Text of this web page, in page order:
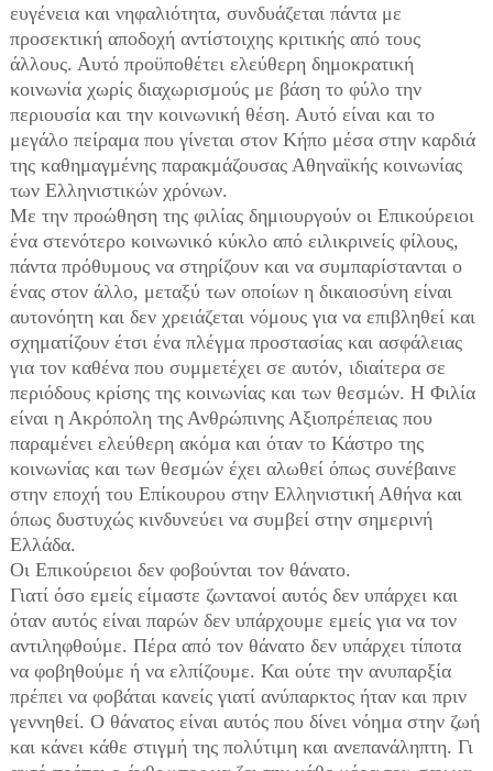
ευγένεια και νηφαλιότητα, συνδυάζεται πάντα με
προσεκτική αποδοχή αντίστοιχης κριτικής από τους
άλλους. Αυτό προϋποθέτει ελεύθερη δημοκρατική
κοινωνία χωρίς διαχωρισμούς με βάση το φύλο την
περιουσία και την κοινωνική θέση. Αυτό είναι και το
μεγάλο πείραμα που γίνεται στον Κήπο μέσα στην καρδιά
της καθημαγμένης παρακμάζουσας Αθηναϊκής κοινωνίας
των Ελληνιστικών χρόνων.
Με την προώθηση της φιλίας δημιουργούν οι Επικούρειοι
ένα στενότερο κοινωνικό κύκλο από ειλικρινείς φίλους,
πάντα πρόθυμους να στηρίζουν και να συμπαρίστανται ο
ένας στον άλλο, μεταξύ των οποίων η δικαιοσύνη είναι
αυτονόητη και δεν χρειάζεται νόμους για να επιβληθεί και
σχηματίζουν έτσι ένα πλέγμα προστασίας και ασφάλειας
για τον καθένα που συμμετέχει σε αυτόν, ιδιαίτερα σε
περιόδους κρίσης της κοινωνίας και των θεσμών. Η Φιλία
είναι η Ακρόπολη της Ανθρώπινης Αξιοπρέπειας που
παραμένει ελεύθερη ακόμα και όταν το Κάστρο της
κοινωνίας και των θεσμών έχει αλωθεί όπως συνέβαινε
στην εποχή του Επίκουρου στην Ελληνιστική Αθήνα και
όπως δυστυχώς κινδυνεύει να συμβεί στην σημερινή
Ελλάδα.
Οι Επικούρειοι δεν φοβούνται τον θάνατο.
Γιατί όσο εμείς είμαστε ζωντανοί αυτός δεν υπάρχει και
όταν αυτός είναι παρών δεν υπάρχουμε εμείς για να τον
αντιληφθούμε. Πέρα από τον θάνατο δεν υπάρχει τίποτα
να φοβηθούμε ή να ελπίζουμε. Και ούτε την ανυπαρξία
πρέπει να φοβάται κανείς γιατί ανύπαρκτος ήταν και πριν
γεννηθεί. Ο θάνατος είναι αυτός που δίνει νόημα στην ζωή
και κάνει κάθε στιγμή της πολύτιμη και ανεπανάληπτη. Γι